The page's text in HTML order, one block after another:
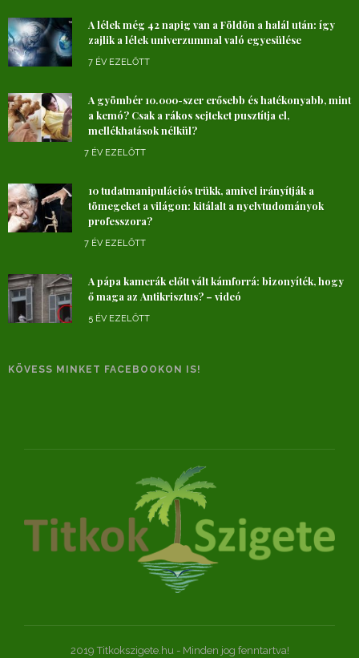
A lélek még 42 napig van a Földön a halál után: így
zajlik a lélek univerzummal való egyesülése
7 ÉV EZELŐTT
A gyömbér 10.000-szer erősebb és hatékonyabb, mint
a kemó? Csak a rákos sejteket pusztítja el,
mellékhatások nélkül?
7 ÉV EZELŐTT
10 tudatmanipulációs trükk, amivel irányítják a
tömegeket a világon: kitálalt a nyelvtudományok
professzora?
7 ÉV EZELŐTT
A pápa kamerák előtt vált kámforrá: bizonyíték, hogy
ő maga az Antikrisztus? – videó
5 ÉV EZELŐTT
KÖVESS MINKET FACEBOOKON IS!
2019 Titkokszigete.hu - Minden jog fenntartva!